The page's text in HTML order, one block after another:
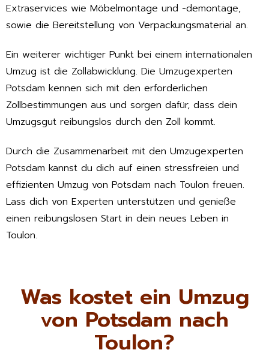
Extraservices wie Möbelmontage und -demontage,
sowie die Bereitstellung von Verpackungsmaterial an.
Ein weiterer wichtiger Punkt bei einem internationalen
Umzug ist die Zollabwicklung. Die Umzugexperten
Potsdam kennen sich mit den erforderlichen
Zollbestimmungen aus und sorgen dafür, dass dein
Umzugsgut reibungslos durch den Zoll kommt.
Durch die Zusammenarbeit mit den Umzugexperten
Potsdam kannst du dich auf einen stressfreien und
effizienten Umzug von Potsdam nach Toulon freuen.
Lass dich von Experten unterstützen und genieße
einen reibungslosen Start in dein neues Leben in
Toulon.
Was kostet ein Umzug
von Potsdam nach
Toulon?